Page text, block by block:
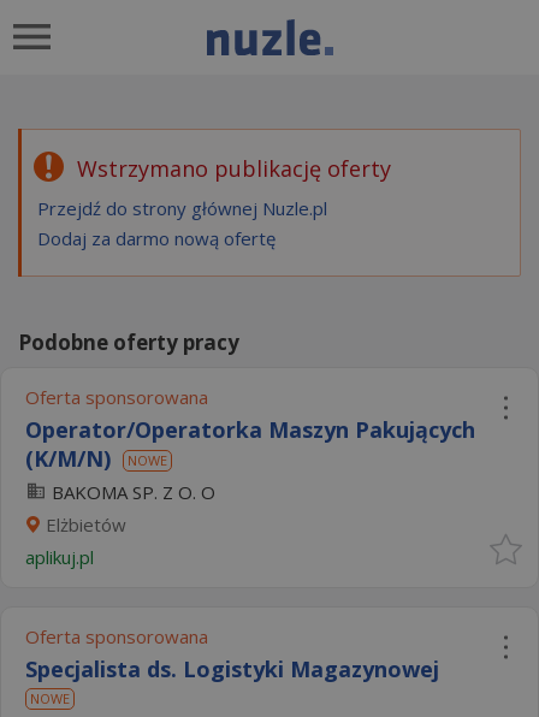
Wstrzymano publikację oferty
Przejdź do strony głównej Nuzle.pl
Dodaj za darmo nową ofertę
Podobne oferty pracy
Oferta sponsorowana
Operator/Operatorka Maszyn Pakujących
(K/M/N)
NOWE
BAKOMA SP. Z O. O
Elżbietów
aplikuj.pl
Oferta sponsorowana
Specjalista ds. Logistyki Magazynowej
NOWE